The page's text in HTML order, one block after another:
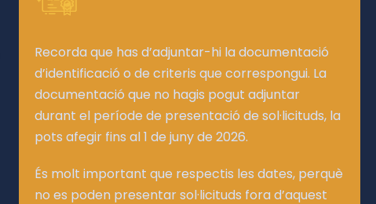
Recorda que has d’adjuntar-hi la documentació
d’identificació o de criteris que correspongui. La
documentació que no hagis pogut adjuntar
durant el període de presentació de sol·licituds, la
pots afegir fins al 1 de juny de 2026.
És molt important que respectis les dates, perquè
no es poden presentar sol·licituds fora d’aquest